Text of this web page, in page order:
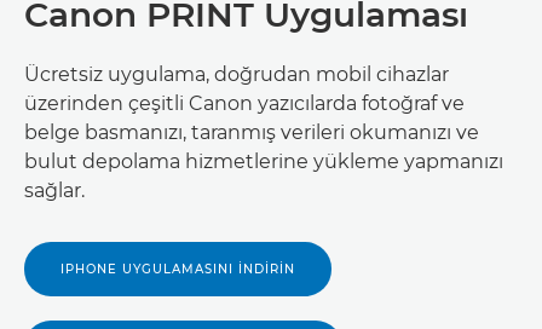
Canon PRINT Uygulaması
Ücretsiz uygulama, doğrudan mobil cihazlar
üzerinden çeşitli Canon yazıcılarda fotoğraf ve
belge basmanızı, taranmış verileri okumanızı ve
bulut depolama hizmetlerine yükleme yapmanızı
sağlar.
IPHONE UYGULAMASINI İNDİRİN